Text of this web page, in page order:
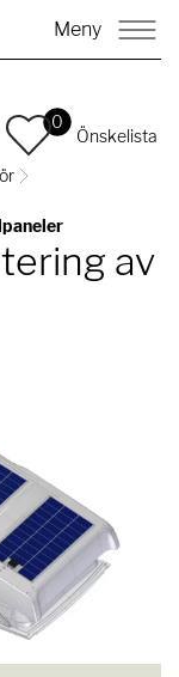
Meny
0
Önskelista
av